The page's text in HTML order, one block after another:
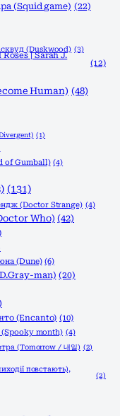
(Squid game) (22)
(Duskwood) (3)
| Sarah J.
(12)
Human) (48)
(1)
of Gumball) (4)
(131)
(Doctor Strange) (4)
Who) (42)
(Dune) (6)
man) (20)
(Encanto) (10)
month) (4)
(Tomorrow / 내일) (2)
повстають),
(2)